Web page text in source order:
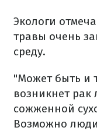
Экологи
травы очень
среду.
"Может быть и
возникнет рак
сожженной
Возможно